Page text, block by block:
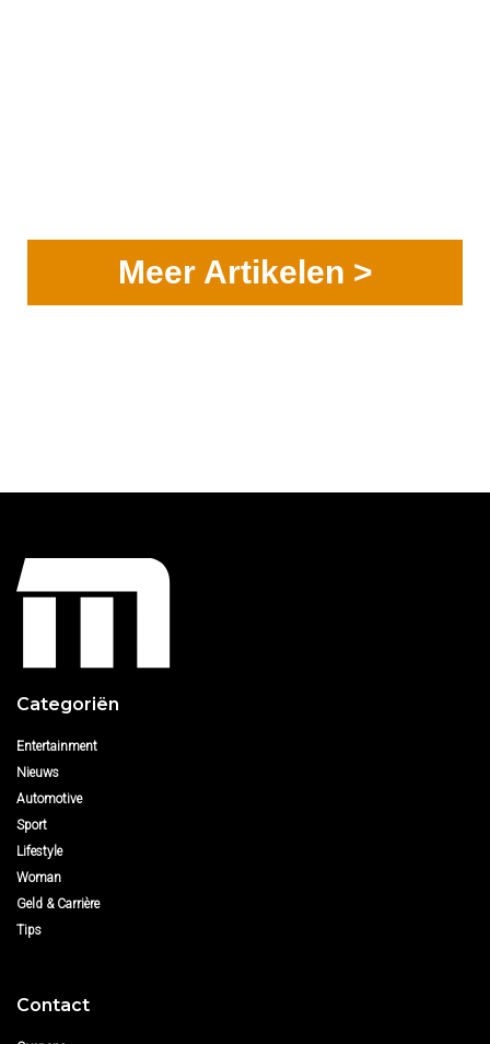
Meer Artikelen >
Categoriën
Entertainment
Nieuws
Automotive
Sport
Lifestyle
Woman
Geld & Carrière
Tips
Contact